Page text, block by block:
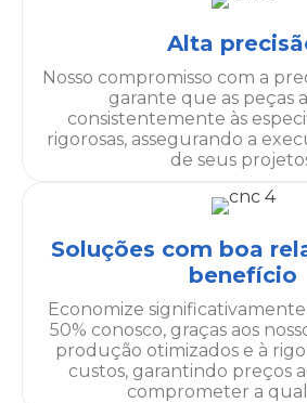
Alta
Nosso compromisso com a
garante que as peças
consistentemente às
rigorosas, assegurando a
de seus
Soluções com boa
benefício
Economize
50% conosco, graças aos
produção otimizados e à
custos, garantindo preços
comprometer a